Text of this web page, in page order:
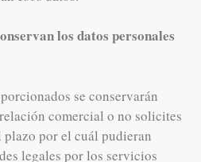
los datos personales
se conservarán
comercial o no solicites
por el cuál pudieran
legales por los servicios